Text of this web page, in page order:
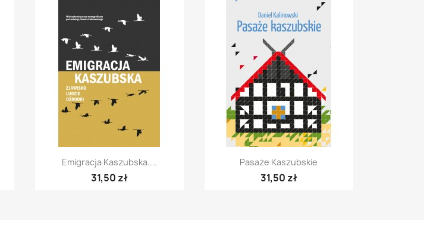
Szybki podgląd
Emigracja Kaszubska....
31,50 zł
Szybki podgląd
Pasaże Kaszubskie
31,50 zł